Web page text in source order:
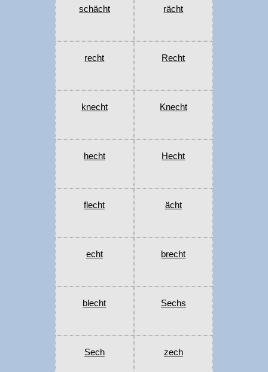
schächt rächt
recht Recht
knecht Knecht
hecht Hecht
flecht ächt
echt brecht
blecht Sechs
Sech zech